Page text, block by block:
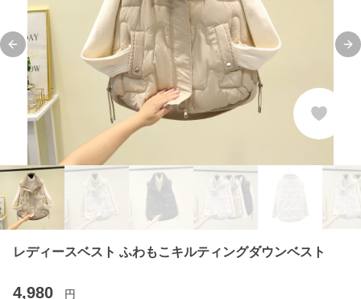
Previous slide
レディースベスト ふわもこキルティングダウンベスト
4,980 円